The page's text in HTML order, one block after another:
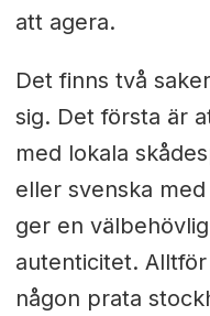
att agera.
Det finns två
sig. Det första är
med lokala
eller svenska
ger en
autenticitet.
någon prata